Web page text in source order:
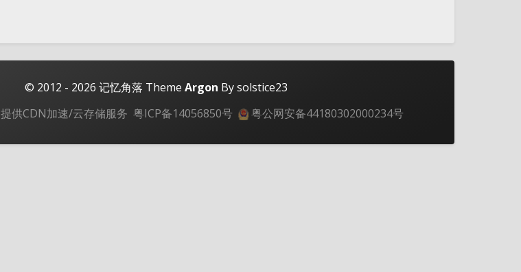
© 2012 - 2026 记忆角落 Theme Argon By solstice23
提供CDN加速/云存储服务 粤ICP备14056850号 粤公网安备44180302000234号